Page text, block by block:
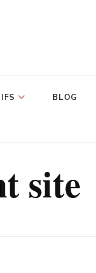
BLOG
site